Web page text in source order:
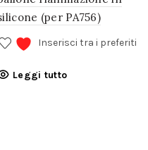
(per PA756)
Inserisci tra i preferiti
Leggi tutto